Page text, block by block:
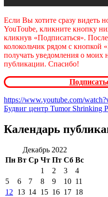
Если Вы хотите сразу видеть
YouToube, кликните кнопку
кликнув «Подписаться».
колокольчик рядом с кнопкой
получать уведомления о моих
публикации. Спасибо!
https://www.youtube.com/
Будвиг центр Tumor Shrinking
Календарь
Декабрь 2022
Пн Вт Ср Чт Пт Сб Вс
1
2 3
4
5
6 7 8 9 10 11
12
13 14 15 16 17 18